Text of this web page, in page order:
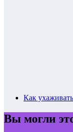
Как
Вы могли